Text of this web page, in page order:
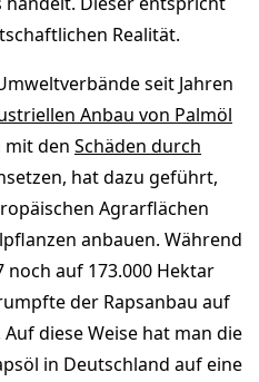
Realität.
seit Jahren
Anbau von Palmöl
mit den Schäden durch
hat dazu geführt,
Agrarflächen
anbauen. Während
noch auf 173.000 Hektar
der Rapsanbau auf
diese Weise hat man die
in Deutschland auf eine